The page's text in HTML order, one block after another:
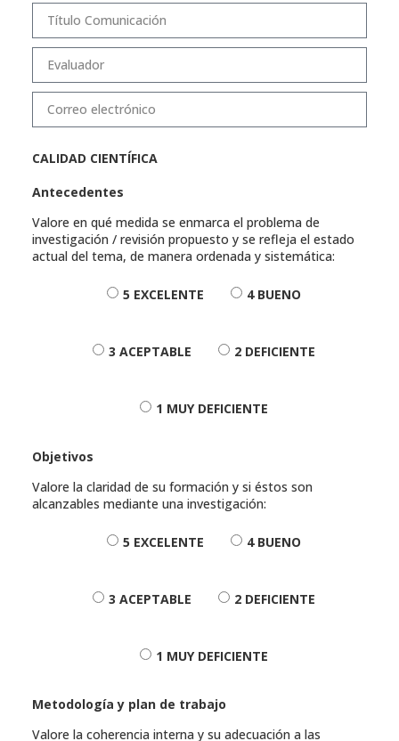
CALIDAD CIENTÍFICA
Antecedentes
Valore en qué medida se enmarca el problema de
investigación / revisión propuesto y se refleja el estado
actual del tema, de manera ordenada y sistemática:
5 EXCELENTE 4 BUENO
3 ACEPTABLE 2 DEFICIENTE
1 MUY DEFICIENTE
Objetivos
Valore la claridad de su formación y si éstos son
alcanzables mediante una investigación:
5 EXCELENTE 4 BUENO
3 ACEPTABLE 2 DEFICIENTE
1 MUY DEFICIENTE
Metodología y plan de trabajo
Valore la coherencia interna y su adecuación a las